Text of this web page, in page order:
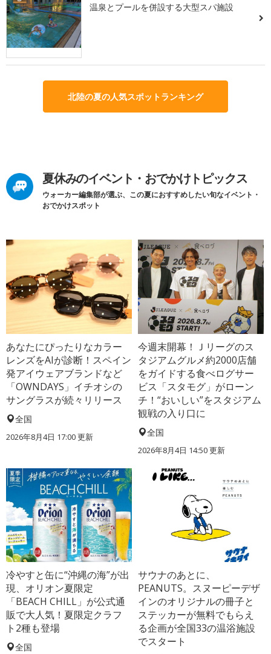
温泉とプールを併設する大型スパ施設
北陸の夏の人気スポットランキング
夏休みのイベント・おでかけトピックス
ウォーカー編集部が選ぶ、この夏におすすめしたい旬なイベント・
おでかけスポット
あなたにぴったりなカラー
レンズをAIが診断！スペイン
発アイウェアブランドなど
「OWNDAYS」イチオシの
サングラスが続々リリース
全国
2026年8月4日 17:00更新
今週末開幕！Ｊリーグのス
タジアムグルメ約2000店舗
をガイドする食べログサー
ビス「スタモグ」がローン
チ！“おいしい”をスタジアム
観戦の入り口に
全国
2026年8月4日 14:50更新
冷やすと缶に“沖縄の海”が出
現、オリオン夏限定
「BEACH CHILL」が公式通
販で大人気！夏限定クラフ
ト2種も登場
全国
サウナのあとに、
PEANUTS。スヌーピーデザ
インのオリジナルの冊子と
ステッカーが無料でもらえ
る企画が全国33の温浴施設
でスタート